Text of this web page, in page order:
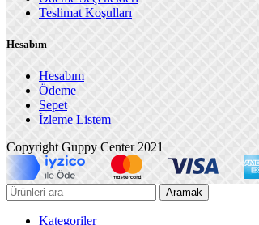
Teslimat Koşulları
Hesabım
Hesabım
Ödeme
Sepet
İzleme Listem
Copyright Guppy Center 2021
Aramak
Kategoriler